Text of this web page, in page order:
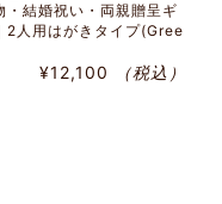
・結婚祝い・両親贈呈ギ
2人用はがきタイプ(Gree
¥12,100 （税込）